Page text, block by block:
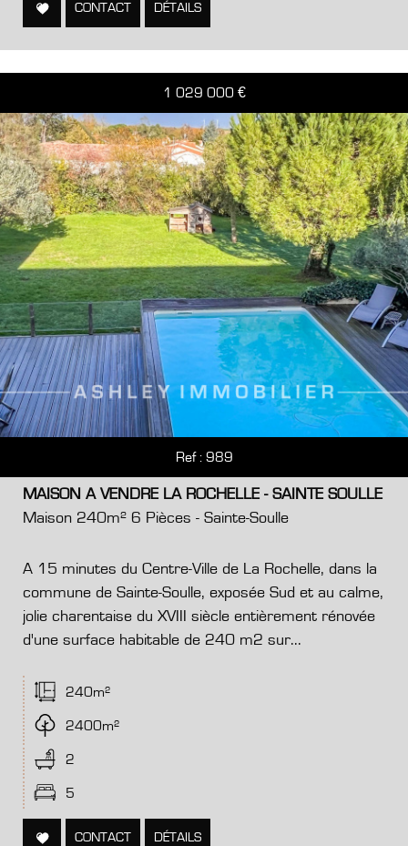
CONTACT DÉTAILS
1 029 000 €
Ref : 989
MAISON A VENDRE LA ROCHELLE - SAINTE SOULLE
Maison 240m² 6 Pièces - Sainte-Soulle
A 15 minutes du Centre-Ville de La Rochelle, dans la
commune de Sainte-Soulle, exposée Sud et au calme,
jolie charentaise du XVIII siècle entièrement rénovée
d'une surface habitable de 240 m2 sur...
240m²
2400m²
2
5
CONTACT DÉTAILS